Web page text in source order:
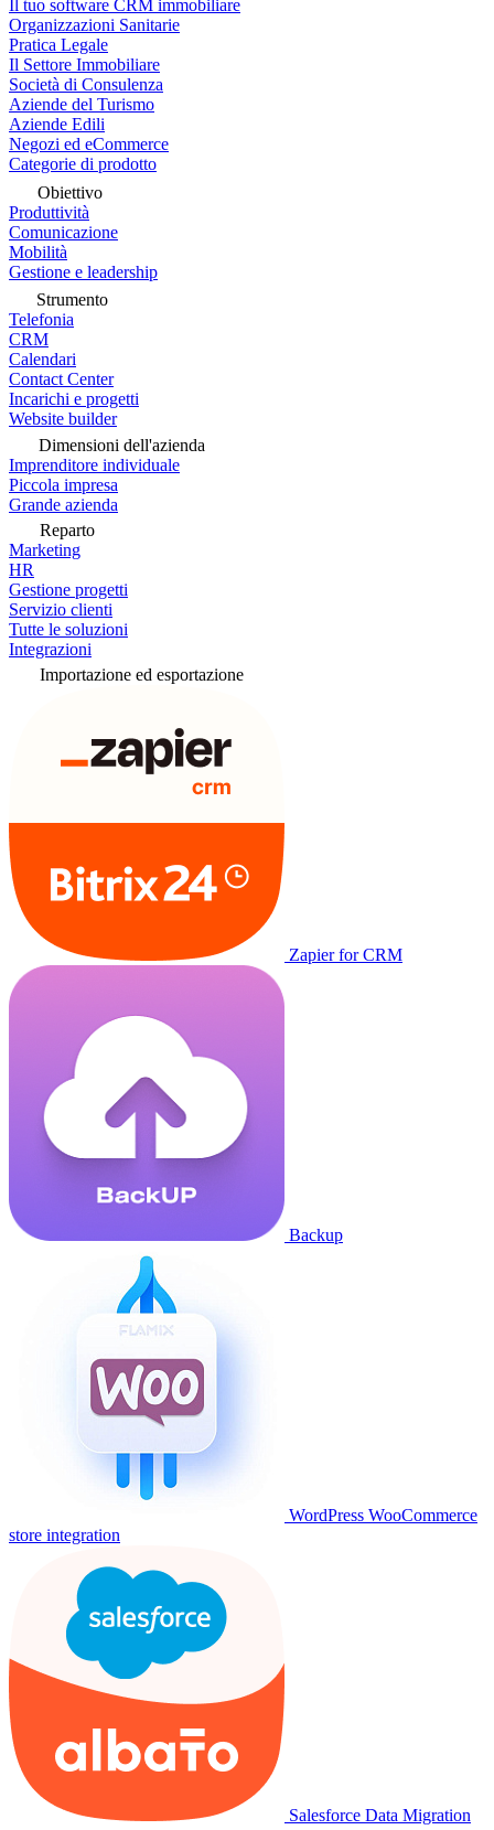
Il tuo software CRM immobiliare
Organizzazioni Sanitarie
Pratica Legale
Il Settore Immobiliare
Società di Consulenza
Aziende del Turismo
Aziende Edili
Negozi ed eCommerce
Categorie di prodotto
Obiettivo
Produttività
Comunicazione
Mobilità
Gestione e leadership
Strumento
Telefonia
CRM
Calendari
Contact Center
Incarichi e progetti
Website builder
Dimensioni dell'azienda
Imprenditore individuale
Piccola impresa
Grande azienda
Reparto
Marketing
HR
Gestione progetti
Servizio clienti
Tutte le soluzioni
Integrazioni
Importazione ed esportazione
Zapier for CRM
Backup
WordPress WooCommerce
store integration
Salesforce Data Migration